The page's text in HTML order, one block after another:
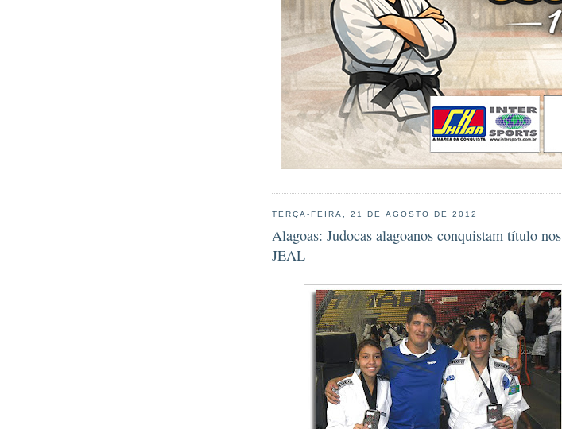
TERÇA-FEIRA, 21 DE AGOSTO DE 2012
Alagoas: Judocas alagoanos conquistam título nos
JEAL